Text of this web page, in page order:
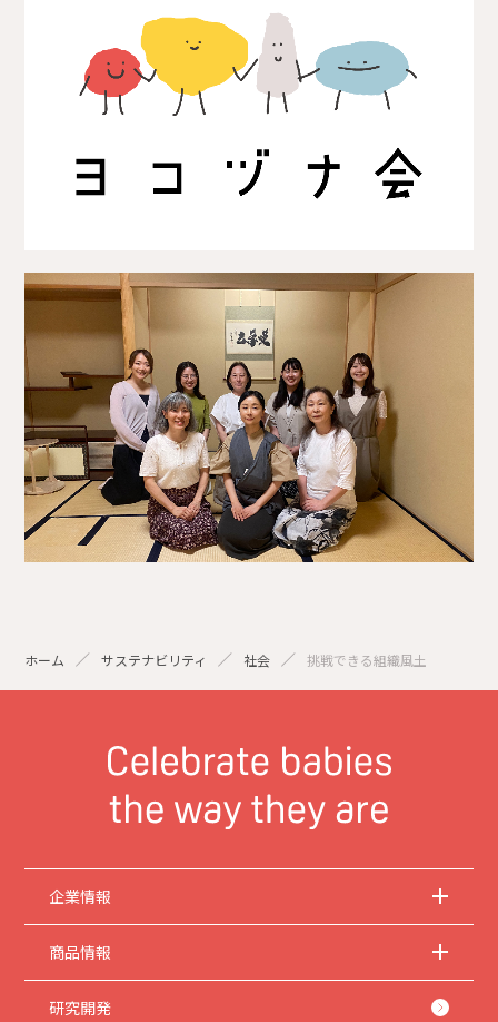
ホーム サステナビリティ 社会 挑戦できる組織風土
企業情報
商品情報
研究開発